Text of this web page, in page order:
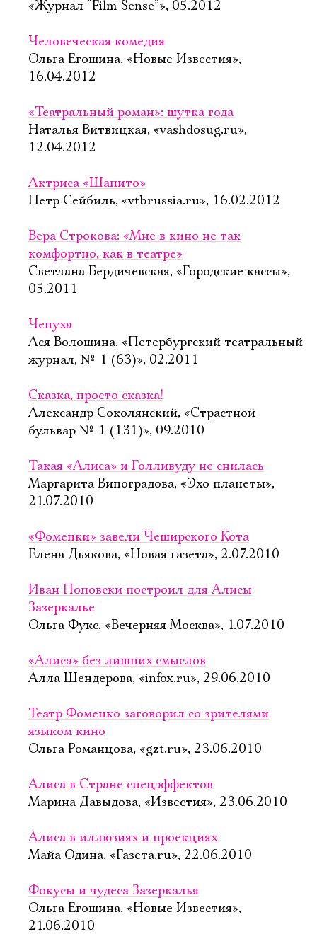
«Журнал “Film Sense”», 05.2012
Человеческая комедия
Ольга Егошина, «Новые Известия»,
16.04.2012
«Театральный роман»: шутка года
Наталья Витвицкая, «vashdosug.ru»,
12.04.2012
Актриса «Шапито»
Петр Сейбиль, «vtbrussia.ru», 16.02.2012
Вера Строкова: «Мне в кино не так
комфортно, как в театре»
Светлана Бердичевская, «Городские кассы»,
05.2011
Чепуха
Ася Волошина, «Петербургский театральный
журнал, № 1 (63)», 02.2011
Сказка, просто сказка!
Александр Соколянский, «Страстной
бульвар № 1 (131)», 09.2010
Такая «Алиса» и Голливуду не снилась
Маргарита Виноградова, «Эхо планеты»,
21.07.2010
«Фоменки» завели Чеширского Кота
Елена Дьякова, «Новая газета», 2.07.2010
Иван Поповски построил для Алисы
Зазеркалье
Ольга Фукс, «Вечерняя Москва», 1.07.2010
«Алиса» без лишних смыслов
Алла Шендерова, «infox.ru», 29.06.2010
Театр Фоменко заговорил со зрителями
языком кино
Ольга Романцова, «gzt.ru», 23.06.2010
Алиса в Стране спецэффектов
Марина Давыдова, «Известия», 23.06.2010
Алиса в иллюзиях и проекциях
Майа Одина, «Газета.ru», 22.06.2010
Фокусы и чудеса Зазеркалья
Ольга Егошина, «Новые Известия»,
21.06.2010